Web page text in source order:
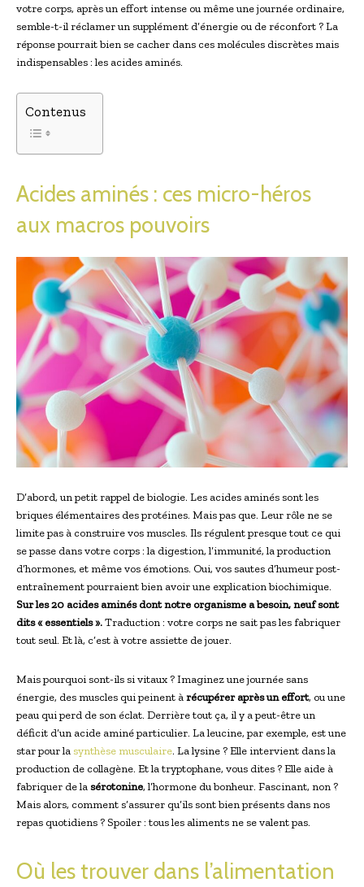
votre corps, après un effort intense ou même une journée ordinaire,
semble-t-il réclamer un supplément d’énergie ou de réconfort ? La
réponse pourrait bien se cacher dans ces molécules discrètes mais
indispensables : les acides aminés.
Contenus
Acides aminés : ces micro-héros
aux macros pouvoirs
D’abord, un petit rappel de biologie. Les acides aminés sont les
briques élémentaires des protéines. Mais pas que. Leur rôle ne se
limite pas à construire vos muscles. Ils régulent presque tout ce qui
se passe dans votre corps : la digestion, l’immunité, la production
d’hormones, et même vos émotions. Oui, vos sautes d’humeur post-
entraînement pourraient bien avoir une explication biochimique.
Sur les 20 acides aminés dont notre organisme a besoin, neuf sont
dits « essentiels ».Traduction : votre corps ne sait pas les fabriquer
tout seul. Et là, c’est à votre assiette de jouer.
Mais pourquoi sont-ils si vitaux ? Imaginez une journée sans
énergie, des muscles qui peinent àrécupérer après un effort, ou une
peau qui perd de son éclat. Derrière tout ça, il y a peut-être un
déficit d’un acide aminé particulier. La leucine, par exemple, est une
star pour la synthèse musculaire. La lysine ? Elle intervient dans la
production de collagène. Et la tryptophane, vous dites ? Elle aide à
fabriquer de lasérotonine, l’hormone du bonheur. Fascinant, non ?
Mais alors, comment s’assurer qu’ils sont bien présents dans nos
repas quotidiens ? Spoiler : tous les aliments ne se valent pas.
Où les trouver dans l’alimentation